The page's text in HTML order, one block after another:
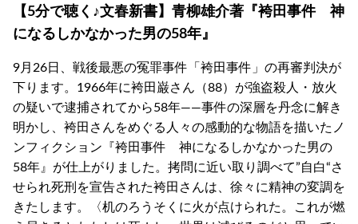
【5分で聴く♪文春新書】青柳雄介著『袴田事件 神
になるしかなかった男の58年』
9月26日、戦後最悪の冤罪事件「袴田事件」の再審判決が
下ります。1966年に袴田巌さん（88）が強盗殺人・放火
の疑いで逮捕されてから58年――事件の深層を丹念に解き
明かし、袴田さんをめぐる人々の感動的な物語を描いたノ
ンフィクション『袴田事件 神になるしかなかった男の
58年』が仕上がりました。拷問に近い取り調べて”自白“さ
せられ死刑を宣告された袴田さんは、徐々に精神の変調を
きたします。〈机のろうそくに火が点けられた。これが燃